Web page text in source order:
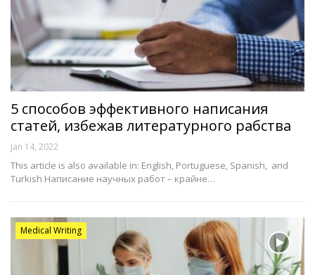
5 способов эффективного написания
статей, избежав литературного рабства
Jan 14, 2022
This article is also available in: English, Portuguese, Spanish, and
Turkish Написание научных работ – крайне…
Medical Writing